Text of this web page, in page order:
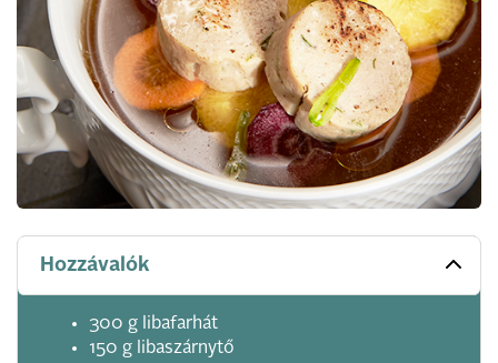
Hozzávalók
300 g libafarhát
150 g libaszárnytő